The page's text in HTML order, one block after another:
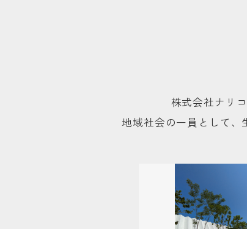
株式会社ナリ
地域社会の一員として、